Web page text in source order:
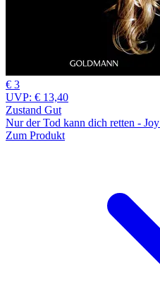
€ 3
UVP: € 13,40
Zustand Gut
Nur der Tod kann dich retten -
Zum Produkt